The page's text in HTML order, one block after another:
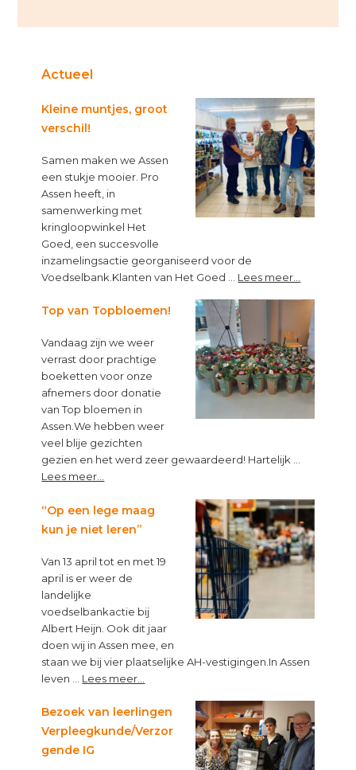
Actueel
Kleine muntjes, groot
verschil!
Samen maken we Assen
een stukje mooier. Pro
Assen heeft, in
samenwerking met
kringloopwinkel Het
Goed, een succesvolle
inzamelingsactie georganiseerd voor de
Voedselbank.Klanten van Het Goed … Lees meer...
muntjes,
groot
verschil!
Top van Topbloemen!
Vandaag zijn we weer
verrast door prachtige
boeketten voor onze
afnemers door donatie
van Top bloemen in
Assen.We hebben weer
veel blije gezichten
gezien en het werd zeer gewaardeerd! Hartelijk …
Lees meer...
van
Topbloemen!
“Op een lege maag
kun je niet leren”
Van 13 april tot en met 19
april is er weer de
landelijke
voedselbankactie bij
Albert Heijn. Ook dit jaar
doen wij in Assen mee, en
staan we bij vier plaatselijke AH-vestigingen.In Assen
leven … Lees meer...
een
lege
Bezoek van leerlingen
Verpleegkunde/Verzor
gende IG